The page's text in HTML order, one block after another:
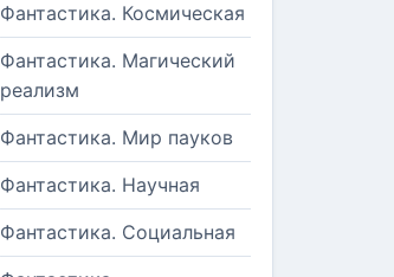
Фантастика. Космическая
Фантастика. Магический
реализм
Фантастика. Мир пауков
Фантастика. Научная
Фантастика. Социальная